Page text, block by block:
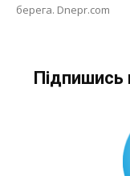
берега. Dnepr.com